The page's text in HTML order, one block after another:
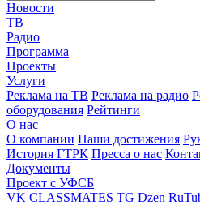
Новости
ТВ
Радио
Программа
Проекты
Услуги
Реклама на ТВ Реклама на радио
оборудования Рейтинги
О нас
О компании Наши достижения
История ГТРК Пресса о нас
Документы
Проект с УФСБ
VK CLASSMATES TG Dzen